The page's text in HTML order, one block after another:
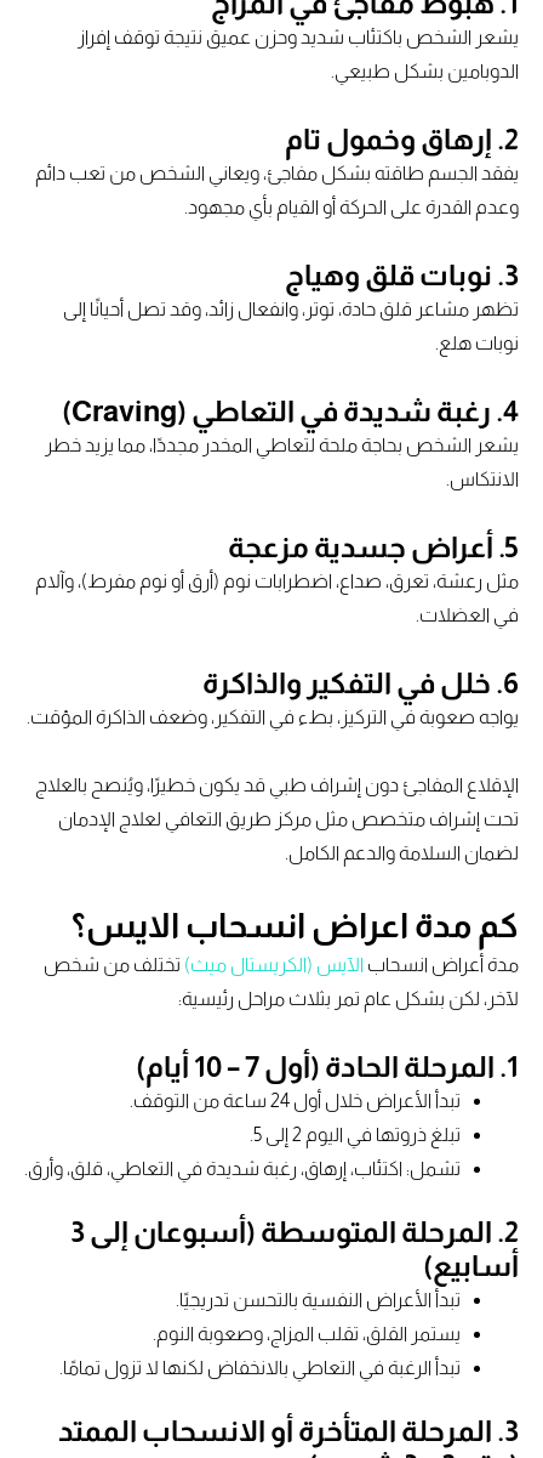
يشعر الشخص باكتئاب شديد وحزن عميق نتيجة توقف إفراز
الدوبامين بشكل طبيعي.
2. إرهاق وخمول تام
يفقد الجسم طاقته بشكل مفاجئ، ويعاني الشخص من تعب دائم
وعدم القدرة على الحركة أو القيام بأي مجهود.
3. نوبات قلق وهياج
تظهر مشاعر قلق حادة، توتر، وانفعال زائد، وقد تصل أحيانًا إلى
نوبات هلع.
4. رغبة شديدة في التعاطي (Craving)
يشعر الشخص بحاجة ملحة لتعاطي المخدر مجددًا، مما يزيد خطر
الانتكاس.
5. أعراض جسدية مزعجة
مثل رعشة، تعرق، صداع، اضطرابات نوم (أرق أو نوم مفرط)، وآلام
في العضلات.
6. خلل في التفكير والذاكرة
يواجه صعوبة في التركيز، بطء في التفكير، وضعف الذاكرة المؤقت.
الإقلاع المفاجئ دون إشراف طبي قد يكون خطيرًا، ويُنصح بالعلاج
تحت إشراف متخصص مثل مركز طريق التعافي لعلاج الإدمان
لضمان السلامة والدعم الكامل.
كم مدة اعراض انسحاب الايس؟
مدة أعراض انسحاب الآيس (الكريستال ميث)تختلف من شخص
لآخر، لكن بشكل عام تمر بثلاث مراحل رئيسية:
تبدأ الأعراض خلال أول 24 ساعة من التوقف.
تبلغ ذروتها في اليوم 2 إلى 5.
تشمل: اكتئاب، إرهاق، رغبة شديدة في التعاطي، قلق، وأرق.
2. المرحلة المتوسطة (أسبوعان إلى 3
أسابيع)
تبدأ الأعراض النفسية بالتحسن تدريجيًا.
يستمر القلق، تقلب المزاج، وصعوبة النوم.
تبدأ الرغبة في التعاطي بالانخفاض لكنها لا تزول تمامًا.
3. المرحلة المتأخرة أو الانسحاب الممتد